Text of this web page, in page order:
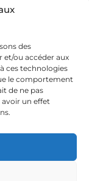
des
et/ou accéder aux
ces technologies
le comportement
de ne pas
un effet